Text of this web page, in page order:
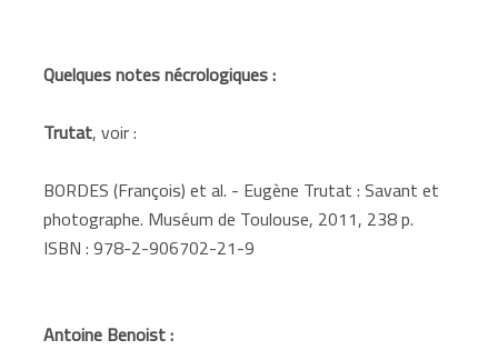
Quelques notes nécrologiques :
Trutat, voir :
BORDES (François) et al. - Eugène Trutat : Savant et
photographe. Muséum de Toulouse, 2011, 238 p.
ISBN : 978-2-906702-21-9
Antoine Benoist :